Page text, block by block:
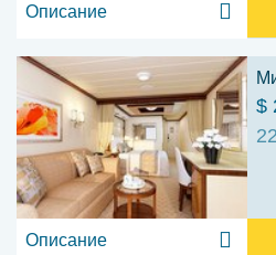
Описание
$
Описание